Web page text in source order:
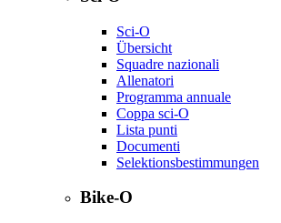
Sci-O
Übersicht
Squadre nazionali
Allenatori
Programma annuale
Coppa sci-O
Lista punti
Documenti
Selektionsbestimmungen
Bike-O